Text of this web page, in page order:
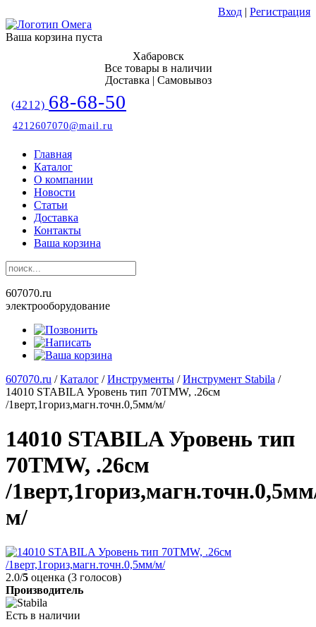
Вход | Регистрация
Ваша корзина пуста
Хабаровск
Все товары в наличии
Доставка | Самовывоз
(4212) 68-68-50
4212607070@mail.ru
Главная
Каталог
О компании
Новости
Статьи
Доставка
Контакты
Ваша корзина
607070.ru
электрооборудование
607070.ru /Каталог /Инструменты /Инструмент Stabila /
14010 STABILA Уровень тип 70TMW, .26см
/1верт,1гориз,магн.точн.0,5мм/м/
14010 STABILA Уровень тип
70TMW, .26см
/
м/
2.0/5 оценка (3 голосов)
Производитель
Есть в наличии